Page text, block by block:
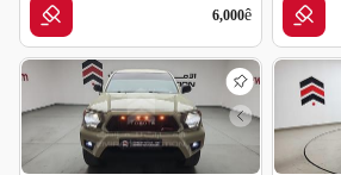
ê
6,000